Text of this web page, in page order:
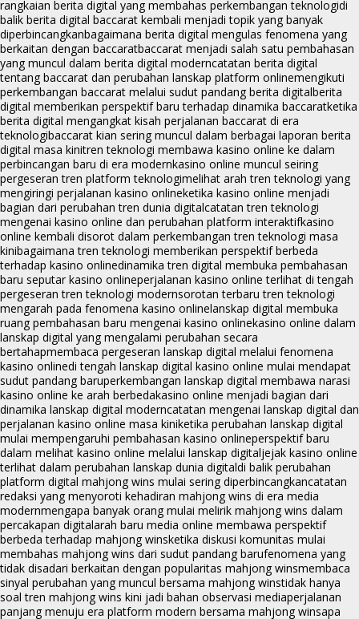
rangkaian berita digital yang membahas perkembangan teknologidi
balik berita digital baccarat kembali menjadi topik yang banyak
diperbincangkanbagaimana berita digital mengulas fenomena yang
berkaitan dengan baccaratbaccarat menjadi salah satu pembahasan
yang muncul dalam berita digital moderncatatan berita digital
tentang baccarat dan perubahan lanskap platform onlinemengikuti
perkembangan baccarat melalui sudut pandang berita digitalberita
digital memberikan perspektif baru terhadap dinamika baccaratketika
berita digital mengangkat kisah perjalanan baccarat di era
teknologibaccarat kian sering muncul dalam berbagai laporan berita
digital masa kinitren teknologi membawa kasino online ke dalam
perbincangan baru di era modernkasino online muncul seiring
pergeseran tren platform teknologimelihat arah tren teknologi yang
mengiringi perjalanan kasino onlineketika kasino online menjadi
bagian dari perubahan tren dunia digitalcatatan tren teknologi
mengenai kasino online dan perubahan platform interaktifkasino
online kembali disorot dalam perkembangan tren teknologi masa
kinibagaimana tren teknologi memberikan perspektif berbeda
terhadap kasino onlinedinamika tren digital membuka pembahasan
baru seputar kasino onlineperjalanan kasino online terlihat di tengah
pergeseran tren teknologi modernsorotan terbaru tren teknologi
mengarah pada fenomena kasino onlinelanskap digital membuka
ruang pembahasan baru mengenai kasino onlinekasino online dalam
lanskap digital yang mengalami perubahan secara
bertahapmembaca pergeseran lanskap digital melalui fenomena
kasino onlinedi tengah lanskap digital kasino online mulai mendapat
sudut pandang baruperkembangan lanskap digital membawa narasi
kasino online ke arah berbedakasino online menjadi bagian dari
dinamika lanskap digital moderncatatan mengenai lanskap digital dan
perjalanan kasino online masa kiniketika perubahan lanskap digital
mulai mempengaruhi pembahasan kasino onlineperspektif baru
dalam melihat kasino online melalui lanskap digitaljejak kasino online
terlihat dalam perubahan lanskap dunia digitaldi balik perubahan
platform digital mahjong wins mulai sering diperbincangkancatatan
redaksi yang menyoroti kehadiran mahjong wins di era media
modernmengapa banyak orang mulai melirik mahjong wins dalam
percakapan digitalarah baru media online membawa perspektif
berbeda terhadap mahjong winsketika diskusi komunitas mulai
membahas mahjong wins dari sudut pandang barufenomena yang
tidak disadari berkaitan dengan popularitas mahjong winsmembaca
sinyal perubahan yang muncul bersama mahjong winstidak hanya
soal tren mahjong wins kini jadi bahan observasi mediaperjalanan
panjang menuju era platform modern bersama mahjong winsapa